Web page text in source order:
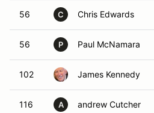
56 C Chris Edwards
56 P Paul McNamara
102 James Kennedy
116 A andrew Cutcher